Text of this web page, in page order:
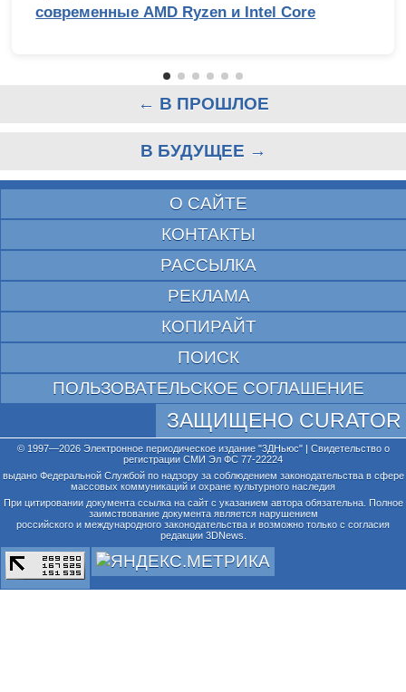
современные AMD Ryzen и Intel Core
← В ПРОШЛОЕ
В БУДУЩЕЕ →
О САЙТЕ
КОНТАКТЫ
РАССЫЛКА
РЕКЛАМА
КОПИРАЙТ
ПОИСК
ПОЛЬЗОВАТЕЛЬСКОЕ СОГЛАШЕНИЕ
ЗАЩИЩЕНО CURATOR
© 1997—2026 Электронное периодическое издание "3ДНьюс" | Свидетельство о
регистрации СМИ Эл ФС 77-22224
выдано Федеральной Службой по надзору за соблюдением законодательства в сфере
массовых коммуникаций и охране культурного наследия
При цитировании документа ссылка на сайт с указанием автора обязательна. Полное
заимствование документа является нарушением
российского и международного законодательства и возможно только с согласия
редакции 3DNews.